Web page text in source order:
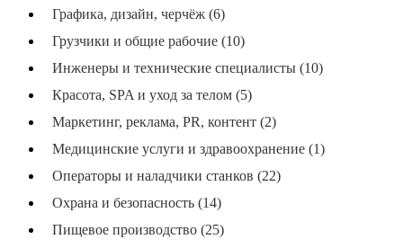
Графика, дизайн, черчёж (6)
Грузчики и общие рабочие (10)
Инженеры и технические специалисты (10)
Красота, SPA и уход за телом (5)
Маркетинг, реклама, PR, контент (2)
Медицинские услуги и здравоохранение (1)
Операторы и наладчики станков (22)
Охрана и безопасность (14)
Пищевое производство (25)